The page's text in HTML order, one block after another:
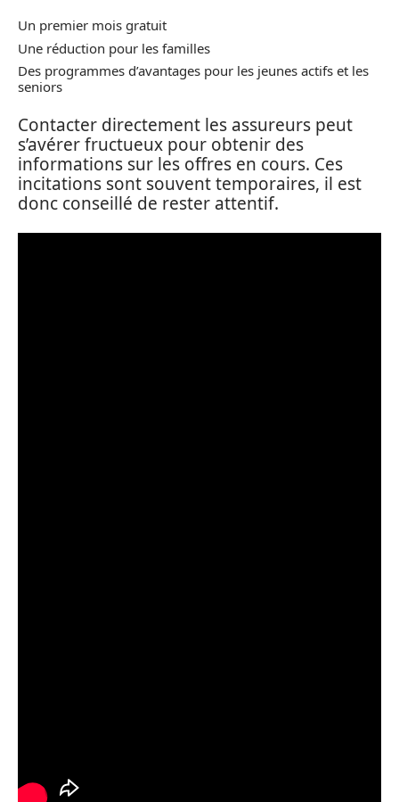
Un premier mois gratuit
Une réduction pour les familles
Des programmes d’avantages pour les jeunes actifs et les
seniors
Contacter directement les assureurs peut
s’avérer fructueux pour obtenir des
informations sur les offres en cours. Ces
incitations sont souvent temporaires, il est
donc conseillé de rester attentif.